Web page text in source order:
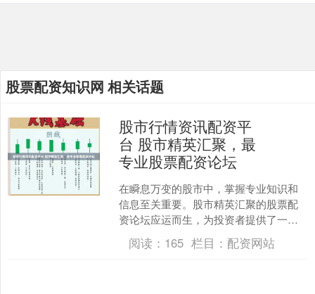
股票配资知识网 相关话题
股市行情资讯配资平
台 股市精英汇聚，最
专业股票配资论坛
在瞬息万变的股市中，掌握专业知识和
信息至关重要。股市精英汇聚的股票配
资论坛应运而生，为投资者提供了一个
交流、学习和获取专业指导的平台。 使
用股票配资平台的优势显....
阅读： 165 栏目： 配资网站